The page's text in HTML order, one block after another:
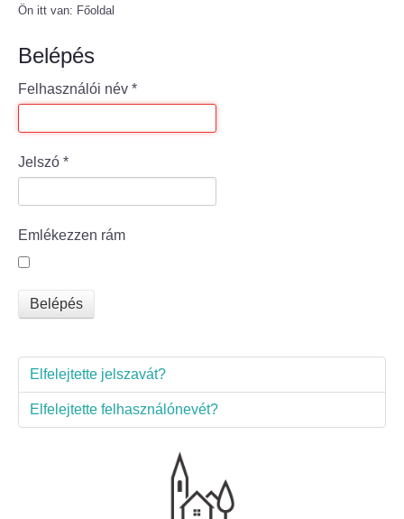
FŐOLDAL
A KÖZSÉGRŐL
Polgármesteri köszöntő
Bölcske település
Mi újság Bölcskén?
Értéktár bizottság
Látnivalók
Szállások
Református Egyház
Ön itt van: Főoldal
Belépés
Felhasználói név *
Jelszó *
Emlékezzen rám
Belépés
Elfelejtette jelszavát?
Elfelejtette felhasználónevét?